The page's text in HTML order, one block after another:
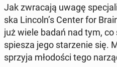
Jak zwra­ca­ją uwagę
ska Lincoln’s Center for
już wiele badań nad tym,
spie­sza jego sta­rze­nie się.
sprzyja mło­do­ści tego